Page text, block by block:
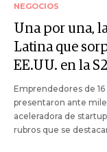
NEGOCIOS
Una por una,
Latina que
EE.UU. en la
Emprendedores de
presentaron ante
aceleradora de
rubros que se